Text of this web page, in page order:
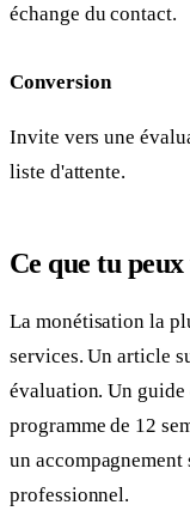
échange du contact.
Conversion
Invite vers une
liste d'attente.
Ce que tu
La monétisation la
services. Un article
évaluation. Un guide
programme de 12
un accompagnement
professionnel.